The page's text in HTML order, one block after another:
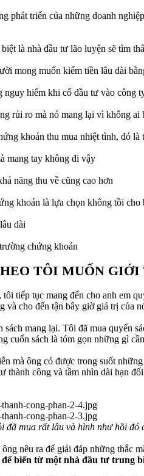
phát triển của những doanh
là nhà đầu tư lão luyện sẽ tìm
mong muốn kiếm tiền lâu dài
hiểm khi cố đầu tư vào công
rủi ro mà nó mang lại vì không
khoán thu mua nhiệt tình, đó là
mang tay không đi vậy
năng thu về cũng cao hơn
khoán là lựa chọn không tồi
dài
chứng khoán
TÔI MUỐN
tiếp tục mang đến cho anh em
cho đến tận bây giờ giá trị của
mang lại. Tôi đã mua
sách là tóm gọn những gì
mà ông có được trong suốt
công và tầm nhìn dài hạn
đã mua rất lâu và hình như hồi đó
nêu ra để giải đáp những thắc
biến từ một nhà đầu tư